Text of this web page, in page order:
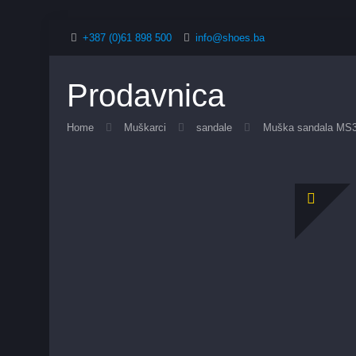
+387 (0)61 898 500 info@shoes.ba
Prodavnica
Home Muškarci sandale Muška sandala